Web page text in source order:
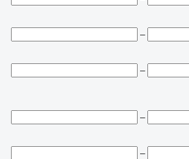
–
–
–
–